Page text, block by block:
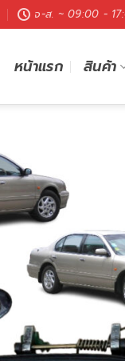
จ-ส. ~ 09:00 -
หน้าแรก สินค้า